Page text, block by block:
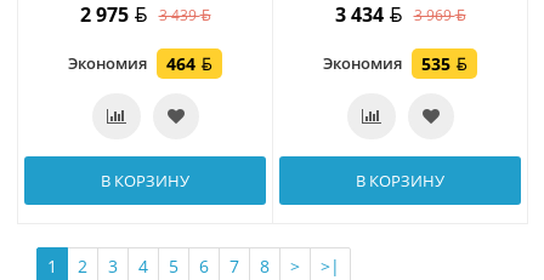
2 975 3 439
Экономия 464
В КОРЗИНУ
3 434 3 969
Экономия 535
В КОРЗИНУ
1 2 3 4 5 6 7 8 > >|